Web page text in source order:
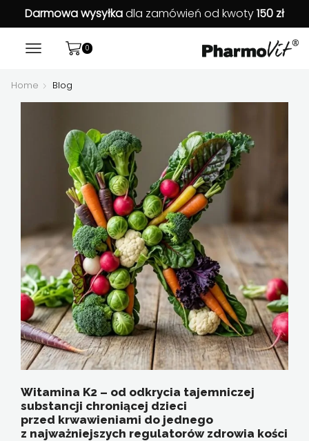
Darmowa wysyłkadla zamówień od kwoty150 zł
0
Home Blog
Witamina K2 – od odkrycia tajemniczej
substancji chroniącej dzieci
przed krwawieniami do jednego
z najważniejszych regulatorów zdrowia kości